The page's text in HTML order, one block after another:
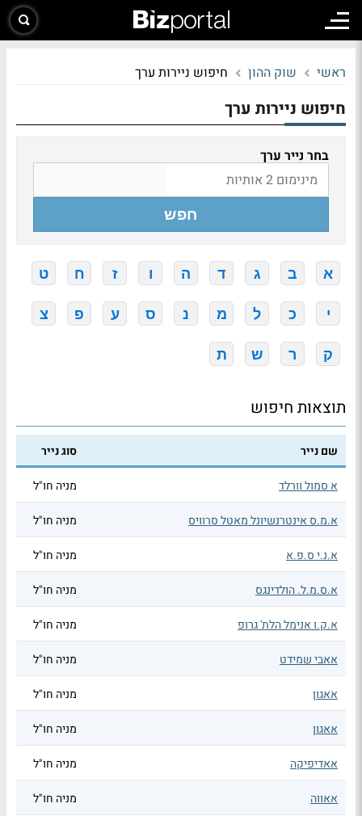
ראשי שוק ההון חיפוש ניירות ערך
חיפוש ניירות ערך
בחר נייר ערך
חפש
א ב ג ד ה ו ז ח ט
י כ ל מ נ ס ע פ צ
ק ר ש ת
תוצאות חיפוש
שם נייר סוג נייר
א סמול וורלד מניה חו"ל
א.מ.ס אינטרנשיונל מאטל סרוויס מניה חו"ל
א.נ.י ס.פ.א מניה חו"ל
א.ס.מ.ל. הולדינגס מניה חו"ל
א.ק.ו אנימל הלת' גרופ מניה חו"ל
אאבי שמידט מניה חו"ל
אאגון מניה חו"ל
אאגון מניה חו"ל
אאדיפיקה מניה חו"ל
אאווה מניה חו"ל